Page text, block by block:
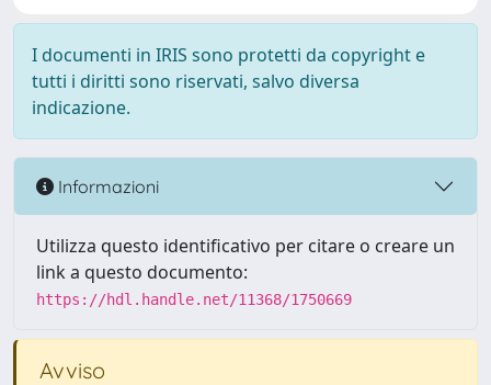
I documenti in IRIS sono protetti da copyright e
tutti i diritti sono riservati, salvo diversa
indicazione.
Informazioni
Utilizza questo identificativo per citare o creare un
link a questo documento:
https://hdl.handle.net/11368/1750669
Avviso